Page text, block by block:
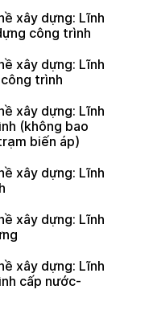
xây dựng: Lĩnh
công trình
xây dựng: Lĩnh
trình
xây dựng: Lĩnh
(không bao
biến áp)
xây dựng: Lĩnh
xây dựng: Lĩnh
xây dựng: Lĩnh
cấp nước-